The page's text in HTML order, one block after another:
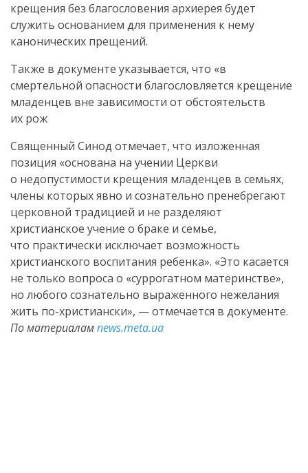
крещения без благословения архиерея будет
служить основанием для применения к нему
канонических прещений.
Также в документе указывается, что «в
смертельной опасности благословляется крещение
младенцев вне зависимости от обстоятельств
их рож
Священный Синод отмечает, что изложенная
позиция «основана на учении Церкви
о недопустимости крещения младенцев в семьях,
члены которых явно и сознательно пренебрегают
церковной традицией и не разделяют
христианское учение о браке и семье,
что практически исключает возможность
христианского воспитания ребенка». «Это касается
не только вопроса о «суррогатном материнстве»,
но любого сознательно выраженного нежелания
жить по-христиански», — отмечается в документе.
По материаламnews.meta.ua